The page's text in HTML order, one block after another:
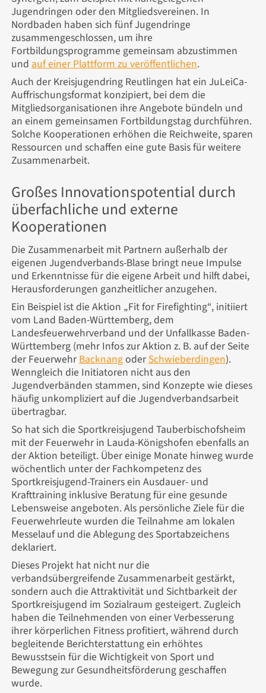
Jugendringen oder den Mitgliedsvereinen. In
Nordbaden haben sich fünf Jugendringe
zusammengeschlossen, um ihre
Fortbildungsprogramme gemeinsam abzustimmen
und auf einer Plattform zu veröffentlichen.
Auch der Kreisjugendring Reutlingen hat ein JuLeiCa-
Auffrischungsformat konzipiert, bei dem die
Mitgliedsorganisationen ihre Angebote bündeln und
an einem gemeinsamen Fortbildungstag durchführen.
Solche Kooperationen erhöhen die Reichweite, sparen
Ressourcen und schaffen eine gute Basis für weitere
Zusammenarbeit.
Großes Innovationspotential durch
überfachliche und externe
Kooperationen
Die Zusammenarbeit mit Partnern außerhalb der
eigenen Jugendverbands-Blase bringt neue Impulse
und Erkenntnisse für die eigene Arbeit und hilft dabei,
Herausforderungen ganzheitlicher anzugehen.
Ein Beispiel ist die Aktion „Fit for Firefighting“, initiiert
vom Land Baden-Württemberg, dem
Landesfeuerwehrverband und der Unfallkasse Baden-
Württemberg (mehr Infos zur Aktion z. B. auf der Seite
der FeuerwehrBacknangoderSchwieberdingen).
Wenngleich die Initiatoren nicht aus den
Jugendverbänden stammen, sind Konzepte wie dieses
häufig unkompliziert auf die Jugendverbandsarbeit
übertragbar.
So hat sich die Sportkreisjugend Tauberbischofsheim
mit der Feuerwehr in Lauda-Königshofen ebenfalls an
der Aktion beteiligt. Über einige Monate hinweg wurde
wöchentlich unter der Fachkompetenz des
Sportkreisjugend-Trainers ein Ausdauer- und
Krafttraining inklusive Beratung für eine gesunde
Lebensweise angeboten. Als persönliche Ziele für die
Feuerwehrleute wurden die Teilnahme am lokalen
Messelauf und die Ablegung des Sportabzeichens
deklariert.
Dieses Projekt hat nicht nur die
verbandsübergreifende Zusammenarbeit gestärkt,
sondern auch die Attraktivität und Sichtbarkeit der
Sportkreisjugend im Sozialraum gesteigert. Zugleich
haben die Teilnehmenden von einer Verbesserung
ihrer körperlichen Fitness profitiert, während durch
begleitende Berichterstattung ein erhöhtes
Bewusstsein für die Wichtigkeit von Sport und
Bewegung zur Gesundheitsförderung geschaffen
wurde.